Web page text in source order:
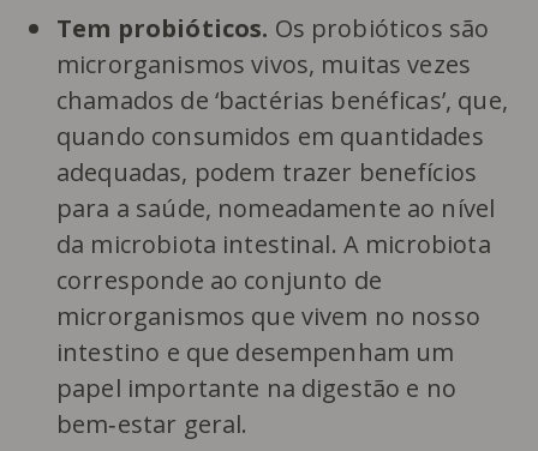
Tem probióticos. Os probióticos são
microrganismos vivos, muitas vezes
chamados de ‘bactérias benéficas’, que,
quando consumidos em quantidades
adequadas, podem trazer benefícios
para a saúde, nomeadamente ao nível
da microbiota intestinal. A microbiota
corresponde ao conjunto de
microrganismos que vivem no nosso
intestino e que desempenham um
papel importante na digestão e no
bem‑estar geral.